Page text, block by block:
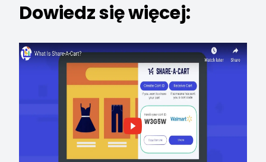
Dowiedz się więcej: